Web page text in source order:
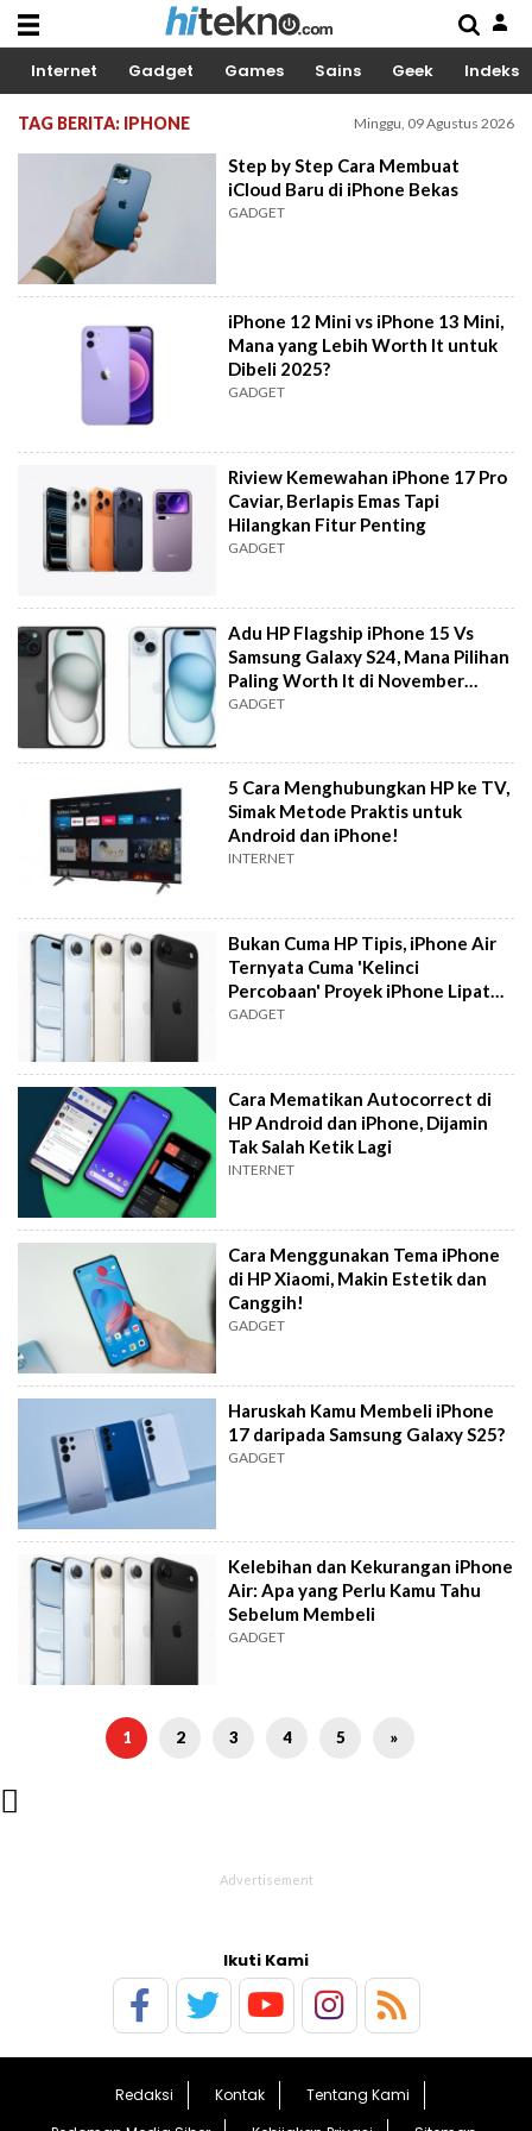
Internet Gadget Games Sains Geek Indeks
TAG BERITA: IPHONE Minggu, 09 Agustus 2026
Step by Step Cara Membuat
iCloud Baru di iPhone Bekas
GADGET
iPhone 12 Mini vs iPhone 13 Mini,
Mana yang Lebih Worth It untuk
Dibeli 2025?
GADGET
Riview Kemewahan iPhone 17 Pro
Caviar, Berlapis Emas Tapi
Hilangkan Fitur Penting
GADGET
Adu HP Flagship iPhone 15 Vs
Samsung Galaxy S24, Mana Pilihan
Paling Worth It di November
2025?
GADGET
5 Cara Menghubungkan HP ke TV,
Simak Metode Praktis untuk
Android dan iPhone!
INTERNET
Bukan Cuma HP Tipis, iPhone Air
Ternyata Cuma 'Kelinci
Percobaan' Proyek iPhone Lipat
Apple
GADGET
Cara Mematikan Autocorrect di
HP Android dan iPhone, Dijamin
Tak Salah Ketik Lagi
INTERNET
Cara Menggunakan Tema iPhone
di HP Xiaomi, Makin Estetik dan
Canggih!
GADGET
Haruskah Kamu Membeli iPhone
17 daripada Samsung Galaxy S25?
GADGET
Kelebihan dan Kekurangan iPhone
Air: Apa yang Perlu Kamu Tahu
Sebelum Membeli
GADGET
1 2 3 4 5 »

Ikuti Kami
Redaksi Kontak
Tentang Kami